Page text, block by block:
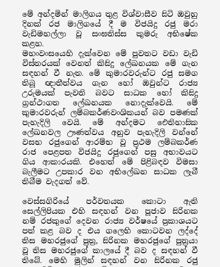
මේ අන්දමින් මාලිගය තුළ විශ්වාසීව සිටි ඔවුහු
දිනක් රජ මාලිගයේ දී ම විජයිදු රජු මරා
වැඩිමහල්ලා වූ සංඝතිස්ස කුමරු අභිෂේක
කළහ.
මහංවංසයෙහි දැක්වෙන මේ පුවතට වඩා වැඩි
විස්තරයක් වෙනත් කිසිදු ලේඛනයක මේ ගැන
සඳහන් වී නැත. මේ කුමාරවරුන්ට රජු සමග
තිබූ ඥාතීත්වය ගැන හෝ ඔවුන්ට රාජ්‍ය
උරුමයක් පැවති බවට සාධක හෝ කිසිදු
ග්‍රන්ථාගත ලේඛනයක නොදැක්වෙයි. මේ
කුමාරවරුන් ලම්බකර්ණවංශිකයන් බව පමණක්
පැහැදිලි වෙයි. මේ අන්දමට ඓතිහාසික
ලේඛනවල ඌණත්වය අනුව පැහැදිලි වන්නේ
වසභ රජුගෙන් ආරම්භ වූ ප්‍රථම ලම්බකර්ණ
රාජ පෙළපත විජයිදු රජුගෙන් පසු අභාවයට
ගිය ආකාරයකි. එහෙත් මේ පිළිබඳව විමසා
බැලීමට උපකාර වන අභිලේඛන සාධක ලැබී
තිබීම වැදගත් වේ.
වෙස්සගිරියේ පර්වතයක කොටා ඇති
සෙල්ලිපියක එහි සඳහන් වන පූජාව සිරිනක
නම් රජකුගේ දෙවන රාජ්‍ය වර්ෂයේ ප්‍රකාශයට
පත් කළ බව ද එය ගලෙහි කොටවන ලද්දේ
තිස මහරජුගේ පුත්‍ර, සිරිනක මහරජුගේ පුත්‍රයා
වූ තිස මහරජුගේ කාලයේ දී බව ද සඳහන් වී
තිබේ. මෙහි මුලින් සඳහන් වන සිරිනක රජු